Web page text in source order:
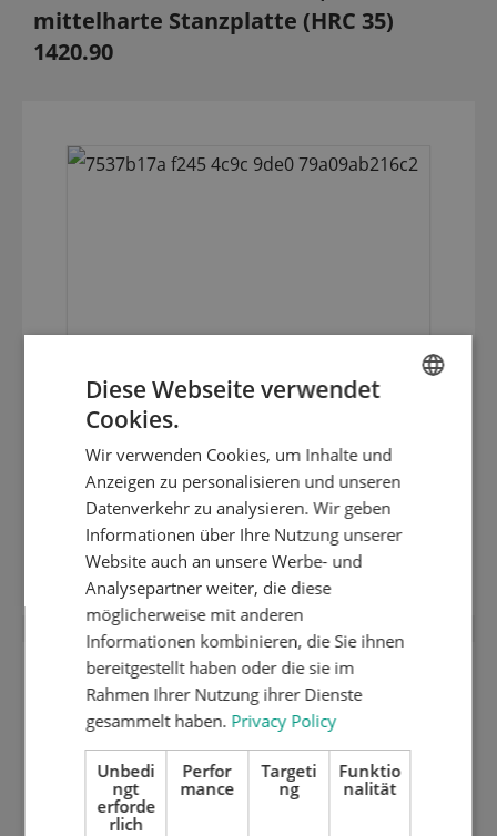
mittelharte Stanzplatte (HRC 35)
1420.90
1,5 mm harte geschliffen inox
Stanzplatte (HRC 50) 1420.90
DUTCH
Diese Webseite verwendet
Cookies.
Wir verwenden Cookies, um Inhalte und
Anzeigen zu personalisieren und unseren
Datenverkehr zu analysieren. Wir geben
Informationen über Ihre Nutzung unserer
Website auch an unsere Werbe- und
Analysepartner weiter, die diese
möglicherweise mit anderen
Informationen kombinieren, die Sie ihnen
bereitgestellt haben oder die sie im
Rahmen Ihrer Nutzung ihrer Dienste
gesammelt haben. Privacy Policy
Unbedi
ngt
erforde
rlich
Perfor
mance
Targeti
ng
Funktio
nalität